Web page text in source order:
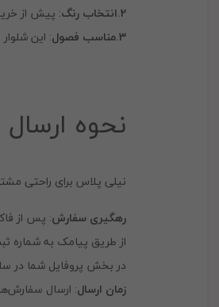
2.انتخاب رنگ
: پیش از
3.مناسب فصول
: این
نحوه
نیلی پلاس برای راحتی
رهگیری سفارش: پس از
از طریق پیامک به شماره
در بخش پروفایل شما در
زمان ارسال: ارسال